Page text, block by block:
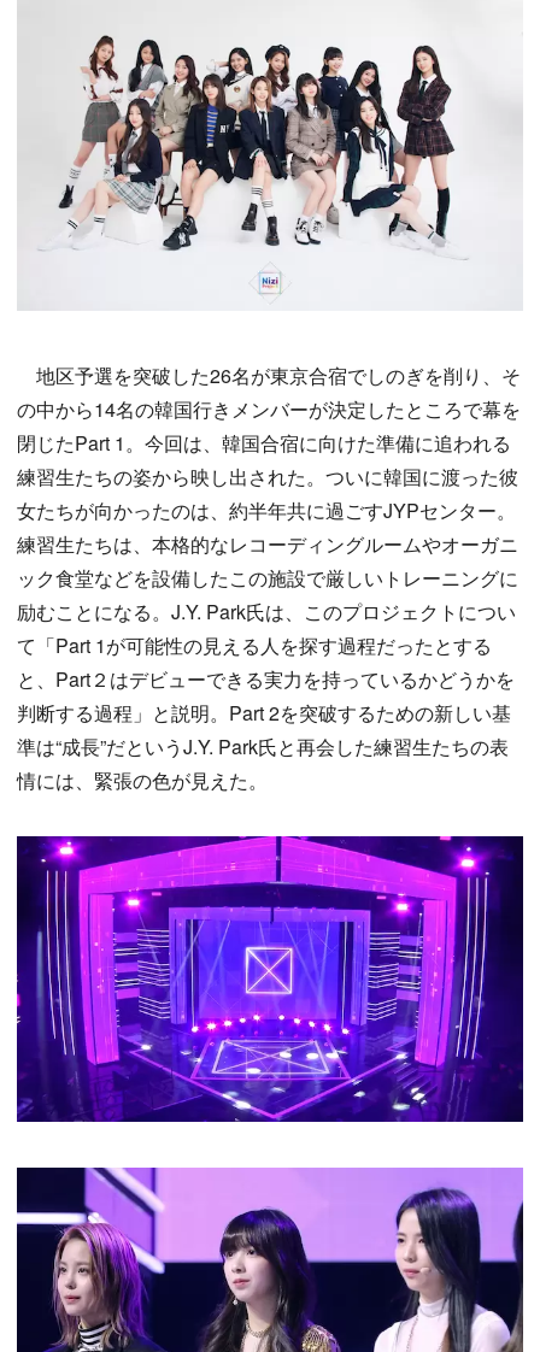
地区予選を突破した26名が東京合宿でしのぎを削り、そ
の中から14名の韓国行きメンバーが決定したところで幕を
閉じたPart 1。今回は、韓国合宿に向けた準備に追われる
練習生たちの姿から映し出された。ついに韓国に渡った彼
女たちが向かったのは、約半年共に過ごすJYPセンター。
練習生たちは、本格的なレコーディングルームやオーガニ
ック食堂などを設備したこの施設で厳しいトレーニングに
励むことになる。J.Y. Park氏は、このプロジェクトについ
て「Part 1が可能性の見える人を探す過程だったとする
と、Part２はデビューできる実力を持っているかどうかを
判断する過程」と説明。Part 2を突破するための新しい基
準は“成長”だというJ.Y. Park氏と再会した練習生たちの表
情には、緊張の色が見えた。